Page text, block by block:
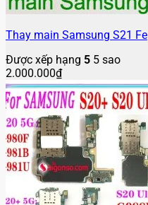
Thay main Samsung S21 Fe
Được xếp hạng 5 5 sao
2.000.000₫